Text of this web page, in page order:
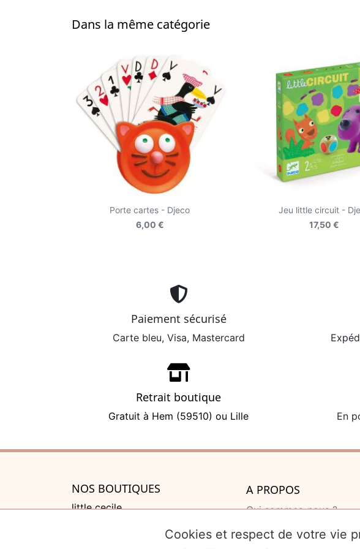
Dans la même catégorie
Porte cartes - Djeco
6,00 €
Jeu little circuit -
17,50 €
Paiement sécurisé
Carte bleu, Visa, Mastercard
Retrait boutique
Gratuit à Hem (59510) ou Lille En
NOS BOUTIQUES
little cecile
A PROPOS
Qui sommes-nous ?
Liste de naissance
Cookies et respect de votre vie